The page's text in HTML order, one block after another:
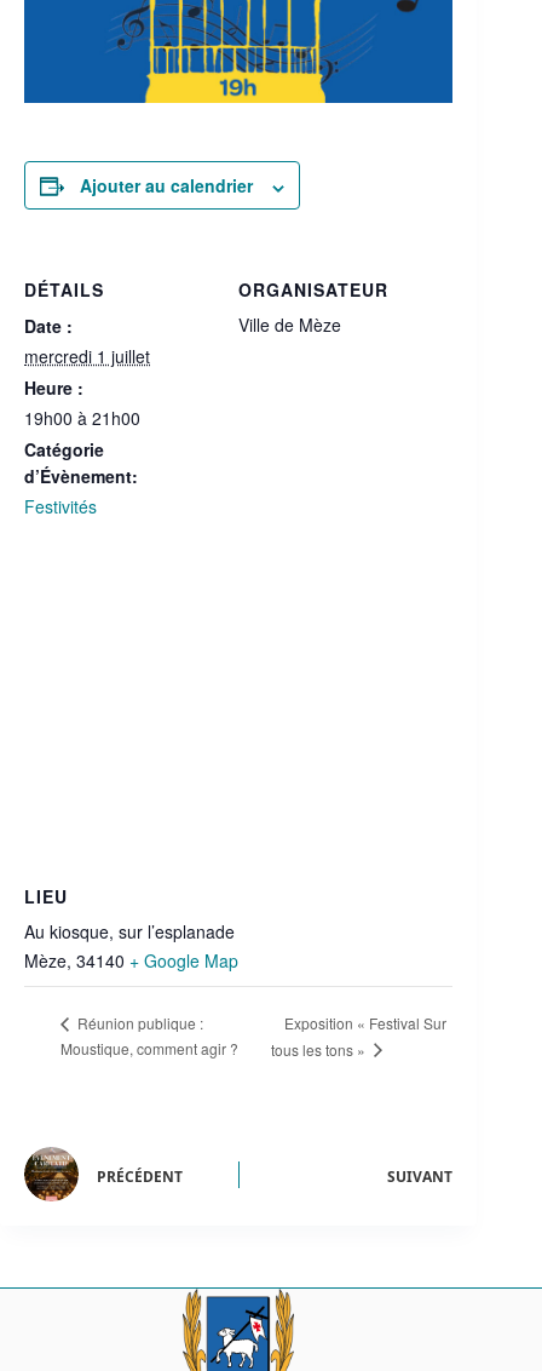
Ajouter au calendrier
DÉTAILS
Date :
mercredi 1 juillet
Heure :
19h00 à 21h00
Catégorie
d’Évènement:
Festivités
ORGANISATEUR
Ville de Mèze
LIEU
Au kiosque, sur l’esplanade
Mèze, 34140 + Google Map
Réunion publique :
Moustique, comment agir ?
Exposition « Festival Sur
tous les tons »
PRÉCÉDENT SUIVANT